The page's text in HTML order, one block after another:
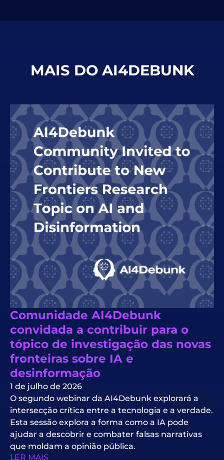
MAIS DO AI4DEBUNK
Comunidade AI4Debunk
convidada a contribuir para o
tópico de investigação das novas
fronteiras sobre IA e
desinformação
1 de julho de 2026
O segundo webinar da AI4Debunk explorará a
intersecção crítica entre a tecnologia e a verdade.
Esta sessão explora a forma como a IA pode
ajudar a descobrir e combater falsas narrativas
que moldam a opinião pública.
LER MAIS